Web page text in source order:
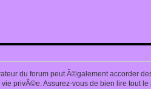
du forum peut Ã©galement accorder
privÃ©e. Assurez-vous de bien lire tout le